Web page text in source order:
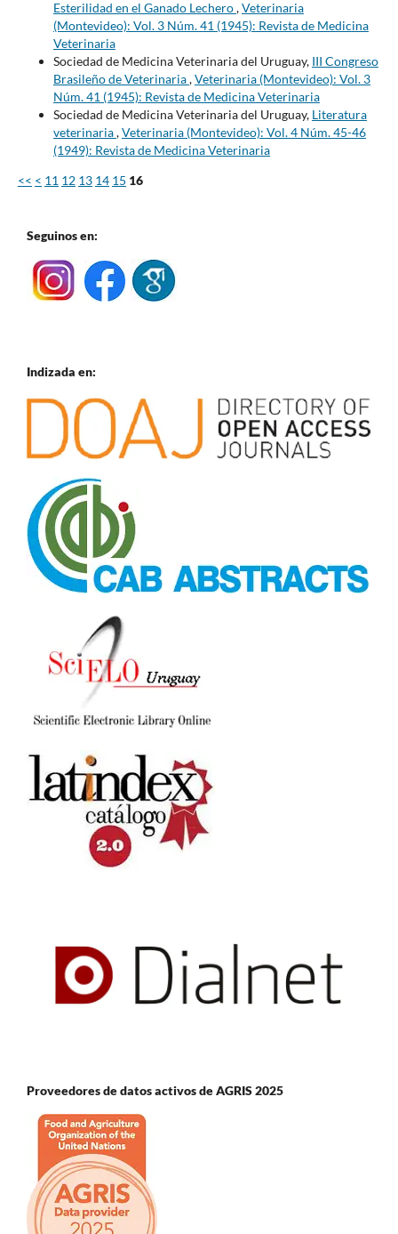
Esterilidad en el Ganado Lechero,Veterinaria
(Montevideo): Vol. 3 Núm. 41 (1945): Revista de Medicina
Veterinaria
Sociedad de Medicina Veterinaria del Uruguay, III Congreso
Brasileño de Veterinaria,Veterinaria (Montevideo): Vol. 3
Núm. 41 (1945): Revista de Medicina Veterinaria
Sociedad de Medicina Veterinaria del Uruguay, Literatura
veterinaria,Veterinaria (Montevideo): Vol. 4 Núm. 45-46
(1949): Revista de Medicina Veterinaria
<< < 11 12 13 14 15 16
Seguinos en:
Indizada en:
Proveedores de datos activos de AGRIS 2025